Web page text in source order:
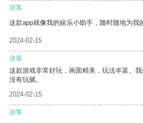
游客
这款app就像我的娱乐小助手，随时随地为我
2024-02-15
游客
这款游戏非常好玩，画面精美，玩法丰富。
没有玩腻。
2024-02-15
游客